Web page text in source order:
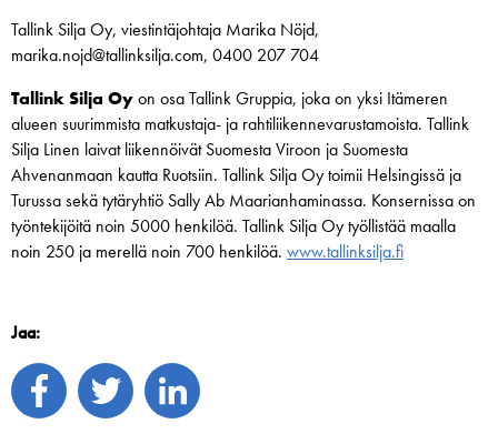
Tallink Silja Oy, viestintäjohtaja Marika Nöjd,
marika.nojd@tallinksilja.com, 0400 207 704
Tallink Silja Oyon osa Tallink Gruppia, joka on yksi Itämeren
alueen suurimmista matkustaja- ja rahtiliikennevarustamoista. Tallink
Silja Linen laivat liikennöivät Suomesta Viroon ja Suomesta
Ahvenanmaan kautta Ruotsiin. Tallink Silja Oy toimii Helsingissä ja
Turussa sekä tytäryhtiö Sally Ab Maarianhaminassa. Konsernissa on
työntekijöitä noin 5000 henkilöä. Tallink Silja Oy työllistää maalla
noin 250 ja merellä noin 700 henkilöä. www.tallinksilja.fi
Jaa: